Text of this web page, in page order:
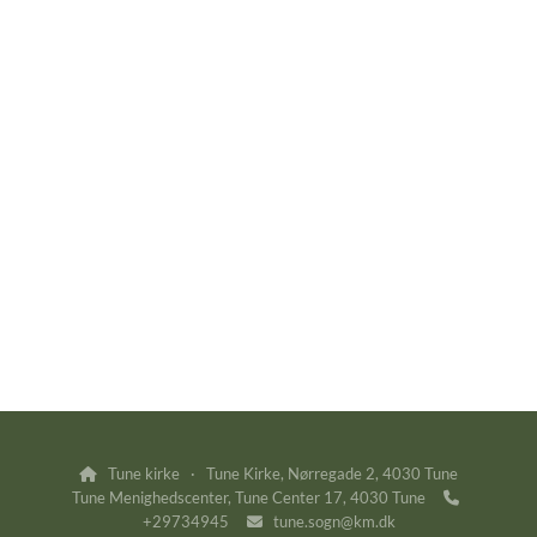

Tune kirke · Tune Kirke, Nørregade 2, 4030 Tune
Tune Menighedscenter, Tune Center 17, 4030 Tune

+29734945 tune.sogn@km.dk